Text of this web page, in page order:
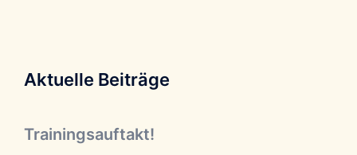
Aktuelle Beiträge
Trainingsauftakt!